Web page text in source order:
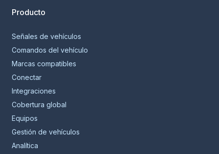
Producto
Señales de vehículos
Comandos del vehículo
Marcas compatibles
Conectar
Integraciones
Cobertura global
Equipos
Gestión de vehículos
Analítica